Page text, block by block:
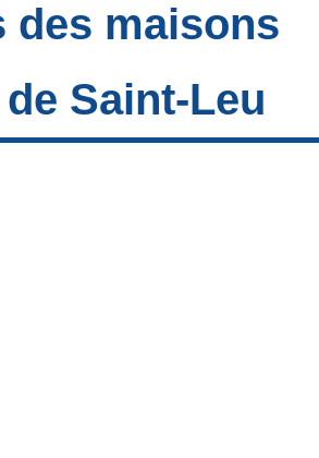
des maisons
Saint-Leu